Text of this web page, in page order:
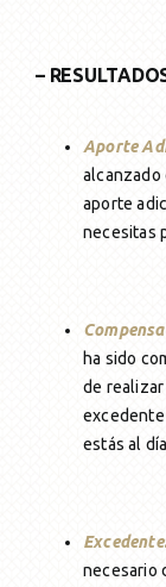
–
Aporte
alcanzado
aporte
necesitas
ha sido
de
excedente
estás al
necesario